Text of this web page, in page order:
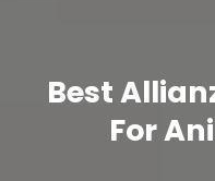
Best
For